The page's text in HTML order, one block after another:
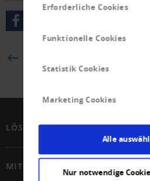
Erforderliche Cookies
Funktionelle Cookies
Statistik Cookies
Marketing Cookies
Alle
Nur notwendige
LÖSUNGEN
MITGLIEDSCHAFT